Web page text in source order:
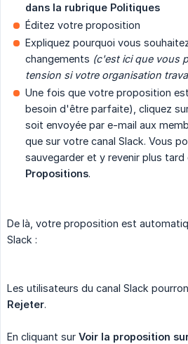
dans la rubrique Politiques
Éditez votre proposition
Expliquez pourquoi vous
changements (c'est ici que vous
tension si votre organisation
Une fois que votre proposition
besoin d'être parfaite), cliquez
soit envoyée par e-mail aux
que sur votre canal Slack. Vous
sauvegarder et y revenir plus
Propositions.
De là, votre proposition est
Slack :
Les utilisateurs du canal Slack
Rejeter.
En cliquant sur Voir la proposition